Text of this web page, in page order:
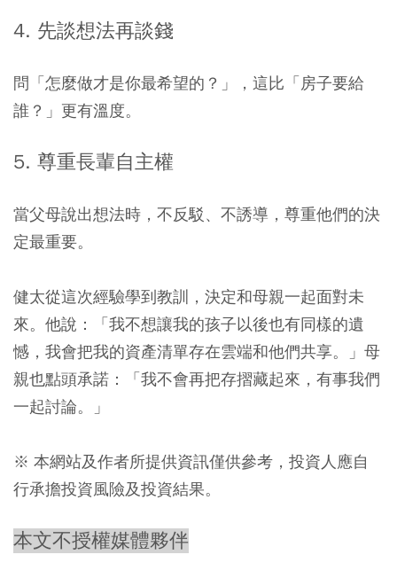
4. 先談想法再談錢
問「怎麼做才是你最希望的？」，這比「房子要給
誰？」更有溫度。
5. 尊重長輩自主權
當父母說出想法時，不反駁、不誘導，尊重他們的決
定最重要。
健太從這次經驗學到教訓，決定和母親一起面對未
來。他說：「我不想讓我的孩子以後也有同樣的遺
憾，我會把我的資產清單存在雲端和他們共享。」母
親也點頭承諾：「我不會再把存摺藏起來，有事我們
一起討論。」
※ 本網站及作者所提供資訊僅供參考，投資人應自
行承擔投資風險及投資結果。
本文不授權媒體夥伴